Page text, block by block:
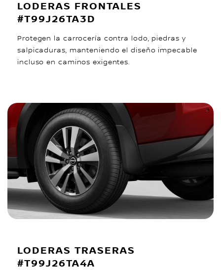
LODERAS FRONTALES
#T99J26TA3D
Protegen la carrocería contra lodo, piedras y
salpicaduras, manteniendo el diseño impecable
incluso en caminos exigentes.
LODERAS TRASERAS
#T99J26TA4A